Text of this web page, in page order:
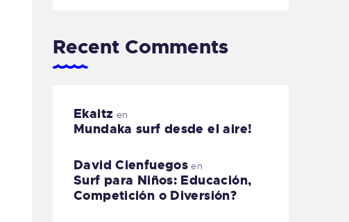
Recent Comments
Ekaitz en
Mundaka surf desde el aire!
David Cienfuegos en
Surf para Niños: Educación,
Competición o Diversión?